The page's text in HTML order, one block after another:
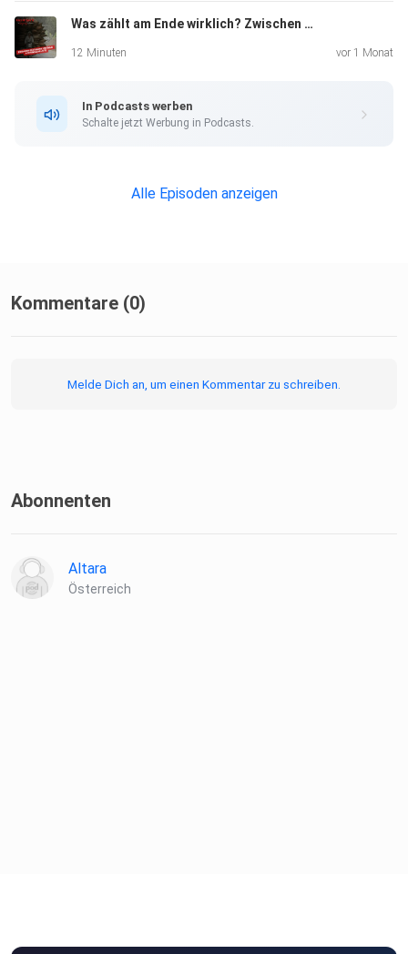
Was zählt am Ende wirklich? Zwischen Oldtimern, Vietnam & Schindlers Liste | Thomas Schmidt
12 Minuten vor 1 Monat
In Podcasts werben
Schalte jetzt Werbung in Podcasts.
Alle Episoden anzeigen
Kommentare (0)
Melde Dich an, um einen Kommentar zu schreiben.
Abonnenten
Altara
Österreich